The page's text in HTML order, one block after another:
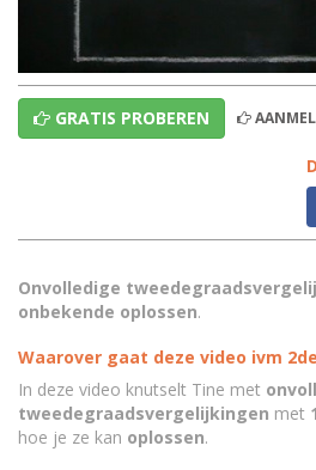
GRATIS PROBEREN
Onvolledige
onbekende oplossen.
Waarover gaat deze video ivm
In deze video knutselt Tine met
tweedegraadsvergelijkingen met
hoe je ze kan oplossen.